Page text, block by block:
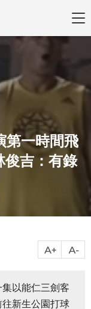
第一時間飛
俊吉：有錄
以能仁三劍客
新生公園打球